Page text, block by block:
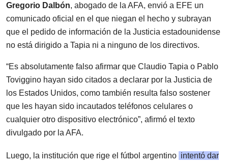
Gregorio Dalbón, abogado de la AFA, envió a EFE un
comunicado oficial en el que niegan el hecho y subrayan
que el pedido de información de la Justicia estadounidense
no está dirigido a Tapia ni a ninguno de los directivos.
“Es absolutamente falso afirmar que Claudio Tapia o Pablo
Toviggino hayan sido citados a declarar por la Justicia de
los Estados Unidos, como también resulta falso sostener
que les hayan sido incautados teléfonos celulares o
cualquier otro dispositivo electrónico”, afirmó el texto
divulgado por la AFA.
Luego, la institución que rige el fútbol argentino intentó dar